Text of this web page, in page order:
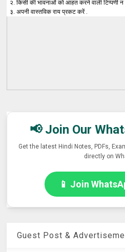
२. किसी की भावनाओं को आहत करने वाली टिप्पणी
३. अपनी वास्तविक राय प्रकट करें .
📢 Join Our
Get the latest Hindi Notes, PDFs,
directly on
📱 Join
Guest Post &